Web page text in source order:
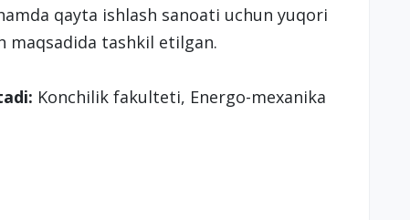
qayta ishlash sanoati uchun yuqori
maqsadida tashkil etilgan.
Konchilik fakulteti, Energo-mexanika